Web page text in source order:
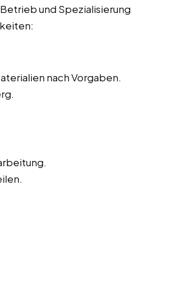
und Spezialisierung
nach Vorgaben.